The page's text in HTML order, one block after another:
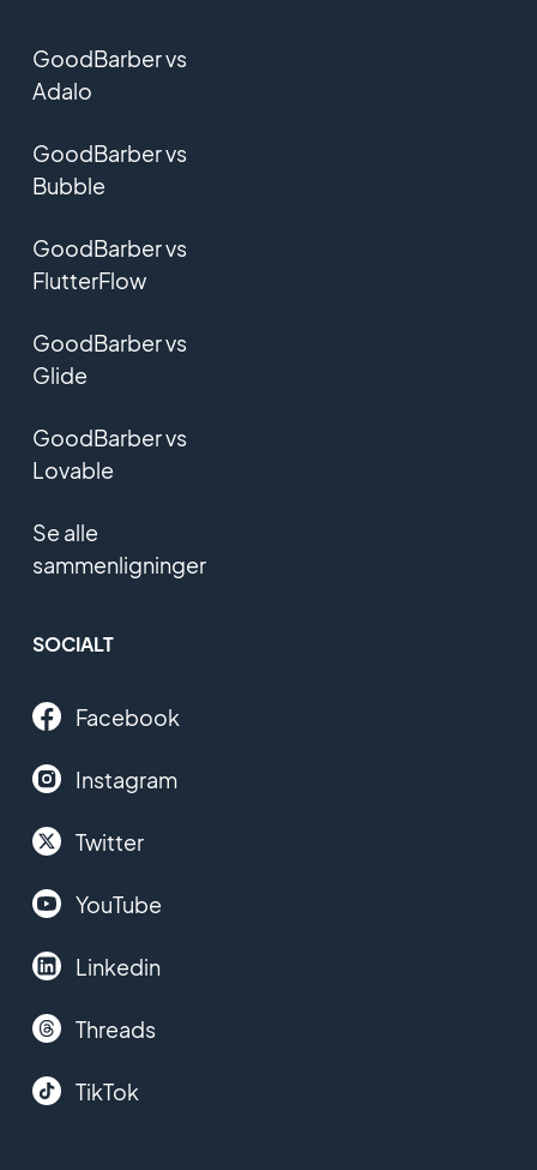
GoodBarber vs
Adalo
GoodBarber vs
Bubble
GoodBarber vs
FlutterFlow
GoodBarber vs
Glide
GoodBarber vs
Lovable
Se alle
sammenligninger
SOCIALT
Facebook
Instagram
Twitter
YouTube
Linkedin
Threads
TikTok